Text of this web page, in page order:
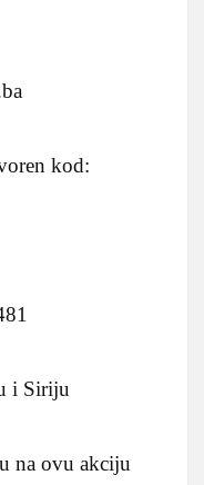
kod:
i Siriju
na ovu akciju